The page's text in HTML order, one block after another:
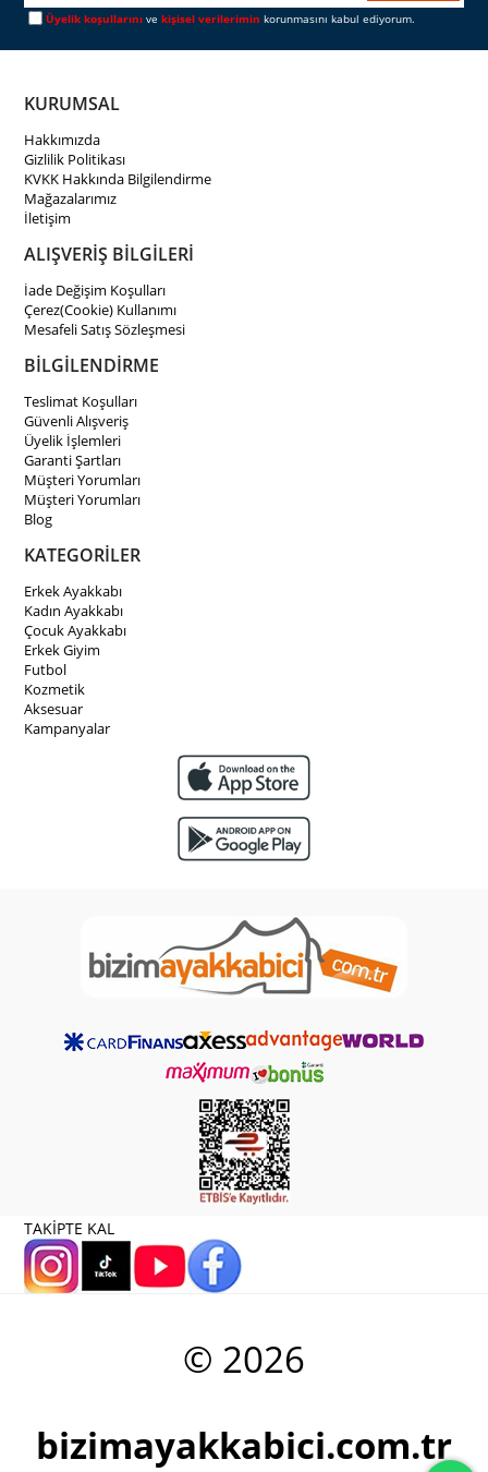
Üyelik koşullarını vekişisel verilerimin korunmasını kabul ediyorum.
KURUMSAL
Hakkımızda
Gizlilik Politikası
KVKK Hakkında Bilgilendirme
Mağazalarımız
İletişim
ALIŞVERİŞ BİLGİLERİ
İade Değişim Koşulları
Çerez(Cookie) Kullanımı
Mesafeli Satış Sözleşmesi
BİLGİLENDİRME
Teslimat Koşulları
Güvenli Alışveriş
Üyelik İşlemleri
Garanti Şartları
Müşteri Yorumları
Müşteri Yorumları
Blog
KATEGORİLER
Erkek Ayakkabı
Kadın Ayakkabı
Çocuk Ayakkabı
Erkek Giyim
Futbol
Kozmetik
Aksesuar
Kampanyalar
TAKİPTE KAL
© 2026
bizimayakkabici.com.tr